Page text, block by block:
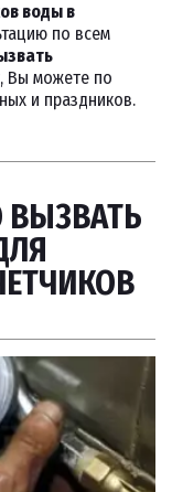
воды в
по всем
Вы можете по
и праздников.